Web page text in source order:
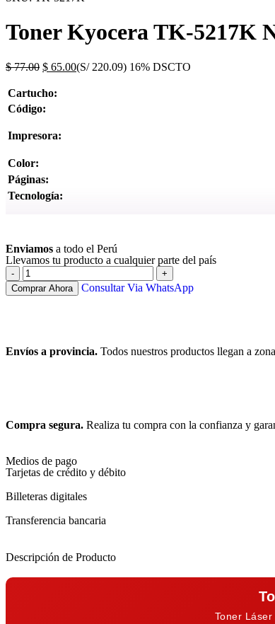
Toner Kyocera TK-5217K
$77.00 $ 65.00(S/ 220.09) 16% DSCTO
Cartucho:
Código:
Impresora:
Color:
Páginas:
Tecnología:
Enviamos a todo el Perú
Llevamos tu producto a cualquier parte del país
Comprar Ahora Consultar Via WhatsApp
Envíos a provincia. Todos nuestros productos llegan a
Compra segura. Realiza tu compra con la confianza y
Medios de pago
Tarjetas de crédito y débito
Billeteras digitales
Transferencia bancaria
Descripción de Producto
Toner